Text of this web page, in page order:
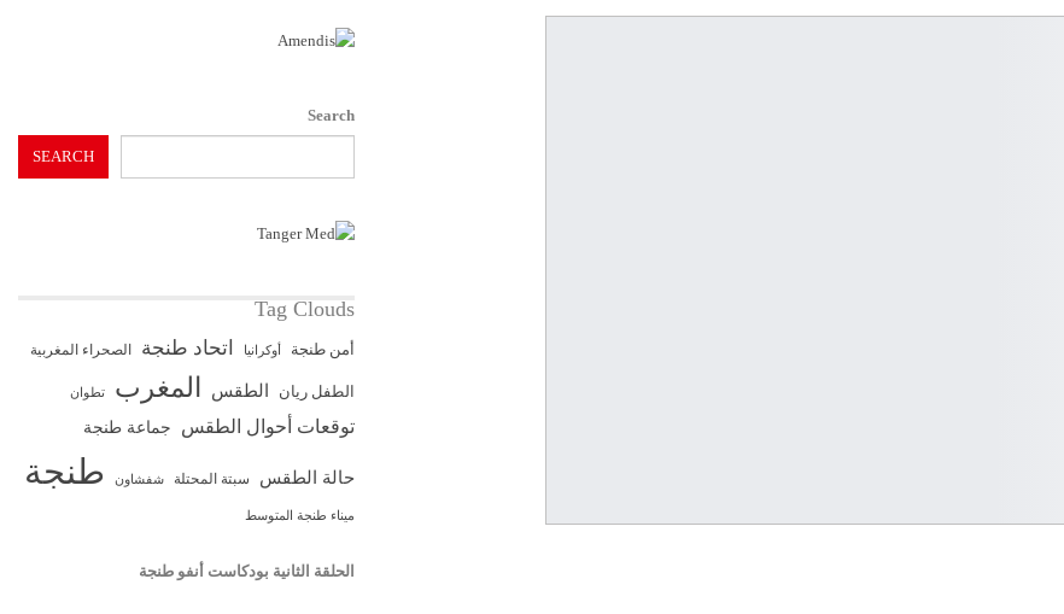
Search
SEARCH
Tag Clouds
أمن طنجة أوكرانيا اتحاد طنجة الصحراء المغربية
الطفل ريان الطقس المغرب تطوان
توقعات أحوال الطقس جماعة طنجة
حالة الطقس سبتة المحتلة شفشاون طنجة
ميناء طنجة المتوسط
الحلقة الثانية بودكاست أنفو طنجة